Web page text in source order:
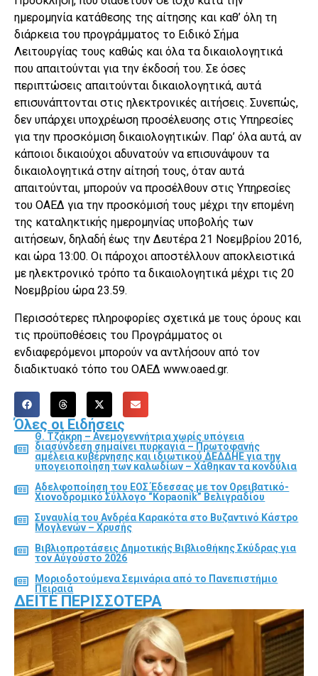
ημερομηνία κατάθεσης της αίτησης και καθ’ όλη τη
διάρκεια του προγράμματος το Ειδικό Σήμα
Λειτουργίας τους καθώς και όλα τα δικαιολογητικά
που απαιτούνται για την έκδοσή του. Σε όσες
περιπτώσεις απαιτούνται δικαιολογητικά, αυτά
επισυνάπτονται στις ηλεκτρονικές αιτήσεις. Συνεπώς,
δεν υπάρχει υποχρέωση προσέλευσης στις Υπηρεσίες
για την προσκόμιση δικαιολογητικών. Παρ’ όλα αυτά, αν
κάποιοι δικαιούχοι αδυνατούν να επισυνάψουν τα
δικαιολογητικά στην αίτησή τους, όταν αυτά
απαιτούνται, μπορούν να προσέλθουν στις Υπηρεσίες
του ΟΑΕΔ για την προσκόμισή τους μέχρι την επομένη
της καταληκτικής ημερομηνίας υποβολής των
αιτήσεων, δηλαδή έως την Δευτέρα 21 Νοεμβρίου 2016,
και ώρα 13:00. Οι πάροχοι αποστέλλουν αποκλειστικά
με ηλεκτρονικό τρόπο τα δικαιολογητικά μέχρι τις 20
Νοεμβρίου ώρα 23.59.
Περισσότερες πληροφορίες σχετικά με τους όρους και
τις προϋποθέσεις του Προγράμματος οι
ενδιαφερόμενοι μπορούν να αντλήσουν από τον
διαδικτυακό τόπο του ΟΑΕΔ www.oaed.gr.
Όλες οι Ειδήσεις
Θ. Τζάκρη – Ανεμογεννήτρια χωρίς υπόγεια
διασύνδεση σημαίνει πυρκαγιά – Πρωτοφανής
αμέλεια κυβέρνησης και ιδιωτικού ΔΕΔΔΗΕ για την
υπογειοποίηση των καλωδίων – Χάθηκαν τα κονδύλια
Αδελφοποίηση του ΕΟΣ Έδεσσας με τον Ορειβατικό-
Χιονοδρομικό Σύλλογο “Kopaonik” Βελιγραδίου
Συναυλία του Ανδρέα Καρακότα στο Βυζαντινό Κάστρο
Μογλενών – Χρυσής
Βιβλιοπροτάσεις Δημοτικής Βιβλιοθήκης Σκύδρας για
τον Αύγούστο 2026
Μοριοδοτούμενα Σεμινάρια από το Πανεπιστήμιο
Πειραιά
ΔΕΊΤΕ ΠΕΡΙΣΣΌΤΕΡΑ